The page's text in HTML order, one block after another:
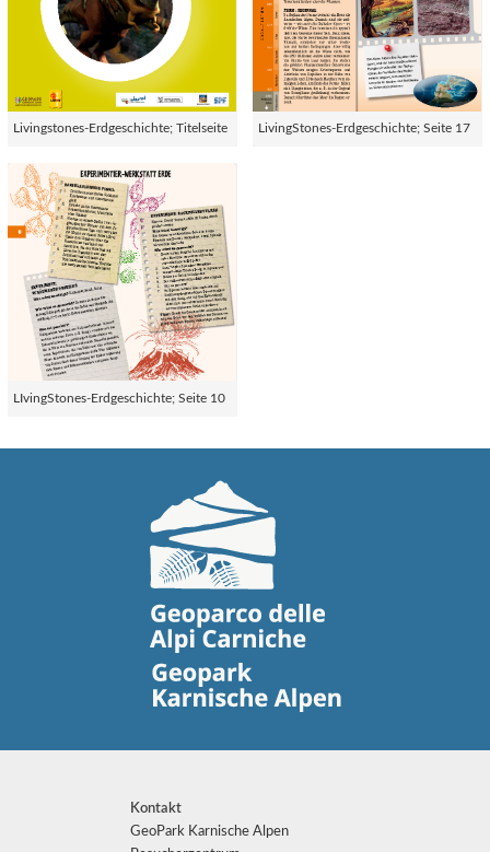
Livingstones-Erdgeschichte; Titelseite LivingStones-Erdgeschichte; Seite 17
LIvingStones-Erdgeschichte; Seite 10
Kontakt
GeoPark Karnische Alpen